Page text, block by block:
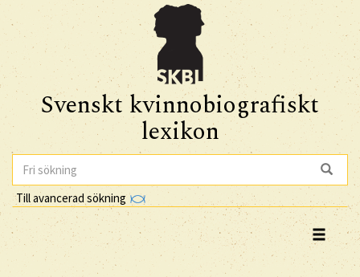
Svenskt kvinnobiografiskt
lexikon
Till avancerad sökning